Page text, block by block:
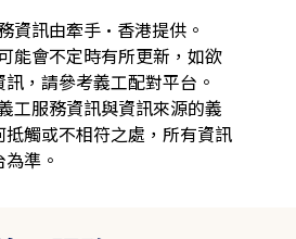
資訊由牽手·香港提供。
能會不定時有所更新，如欲
，請參考義工配對平台。
工服務資訊與資訊來源的義
觸或不相符之處，所有資訊
準。